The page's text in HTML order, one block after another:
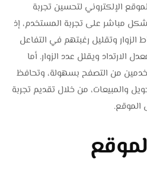
الإلكتروني لتحسين تجربة
مباشر على تجربة المستخدم، إذ
الزوار وتقليل رغبتهم في التفاعل
الارتداد ويقلل عدد الزوار. أما
من التصفح بسهولة، وتحافظ
والمبيعات، من خلال تقديم تجربة
الموقع.